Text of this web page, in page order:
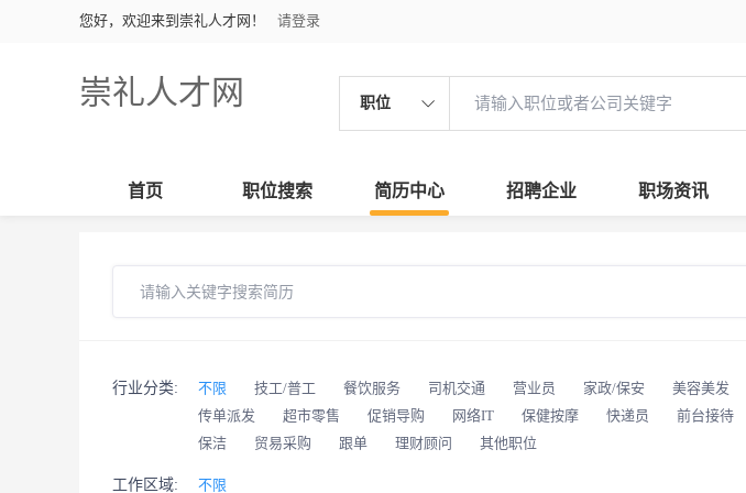
您好，欢迎来到崇礼人才网！ 请登录
崇礼人才网 职位
首页 职位搜索 简历中心 招聘企业 职场资讯
行业分类: 不限 技工/普工 餐饮服务 司机交通 营业员 家政/保安 美容美发
传单派发
超市零售 促销导购 网络IT 保健按摩 快递员 前台接待
保洁
贸易采购 跟单 理财顾问 其他职位
工作区域: 不限